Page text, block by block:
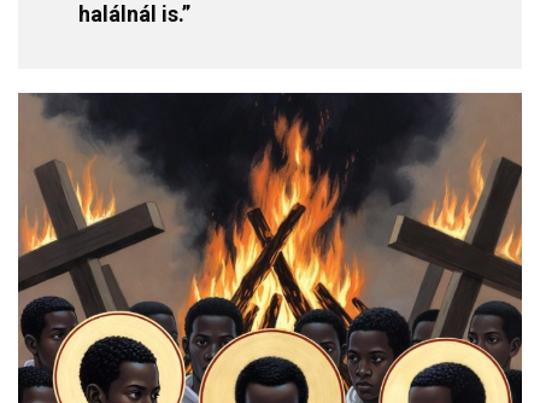
halálnál is.”